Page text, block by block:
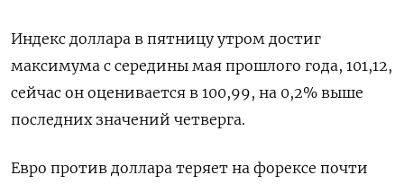
Индекс доллара в ​пятницу утром достиг
максимума с середины мая прошлого года, 101,12,
сейчас он оценивается в 100,99, на 0,2% выше
последних значений четверга.
Евро ‌против доллара теряет на форексе почти